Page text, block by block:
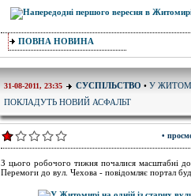
ПОВНА НОВИНА
31-08-2011, 23:35 СУСПІЛЬСТВО • У
ПОКЛАДУТЬ НОВИЙ АСФАЛЬТ
•
З цього робочого тижня почалися масштабні
Перемоги до вул. Чехова - повідомляє портал